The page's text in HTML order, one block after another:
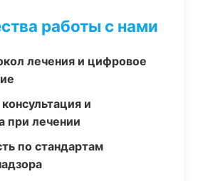
работы с нами
лечения и цифровое
и
при лечении
по стандартам